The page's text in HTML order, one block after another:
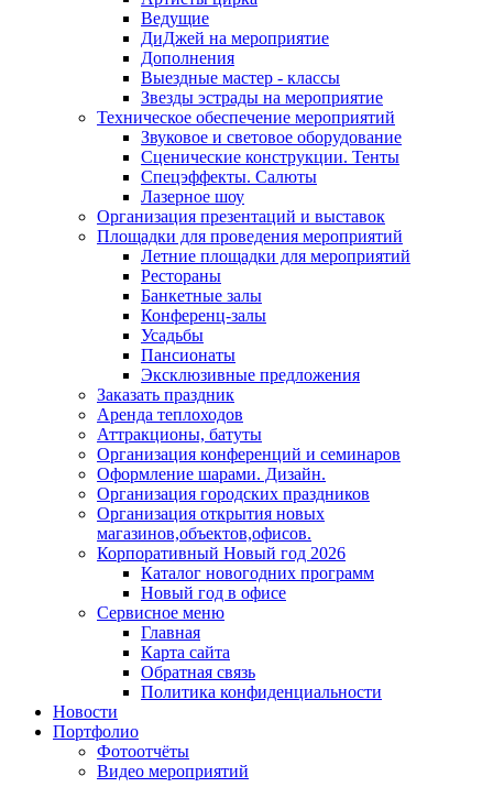
Ведущие
ДиДжей на мероприятие
Дополнения
Выездные мастер - классы
Звезды эстрады на мероприятие
Техническое обеспечение мероприятий
Звуковое и световое оборудование
Сценические конструкции. Тенты
Спецэффекты. Салюты
Лазерное шоу
Организация презентаций и выставок
Площадки для проведения мероприятий
Летние площадки для мероприятий
Рестораны
Банкетные залы
Конференц-залы
Усадьбы
Пансионаты
Эксклюзивные предложения
Заказать праздник
Аренда теплоходов
Аттракционы, батуты
Организация конференций и семинаров
Оформление шарами. Дизайн.
Организация городских праздников
Организация открытия новых
магазинов,объектов,офисов.
Корпоративный Новый год 2026
Каталог новогодних программ
Новый год в офисе
Сервисное меню
Главная
Карта сайта
Обратная связь
Политика конфиденциальности
Новости
Портфолио
Фотоотчёты
Видео мероприятий